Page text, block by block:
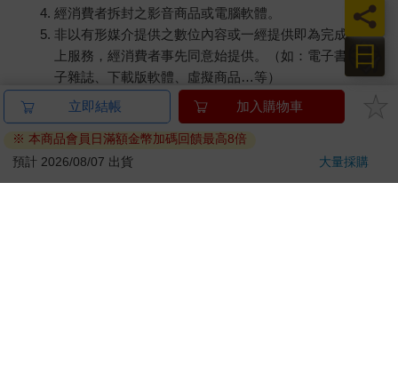
經消費者拆封之影音商品或電腦軟體。
非以有形媒介提供之數位內容或一經提供即為完成之線
上服務，經消費者事先同意始提供。（如：電子書、電
子雜誌、下載版軟體、虛擬商品…等）
已拆封之個人衛生用品。（如：內衣褲、刮鬍刀、除毛
刀…等）
若非上列種類商品，均享有到貨7天的猶豫期（含例假
日）。
辦理退換貨時，商品（組合商品恕無法接受單獨退貨）必須
立即結帳 加入購物車
※ 本商品會員日滿額金幣加碼回饋最高8倍
預計 2026/08/07 出貨
大量採購
日
員